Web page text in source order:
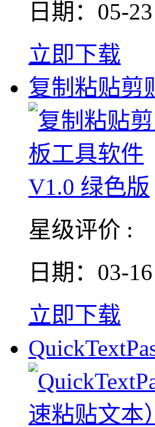
日期：05-23
立即下载
复制粘贴剪
星级评价 :
日期：03-16
立即下载